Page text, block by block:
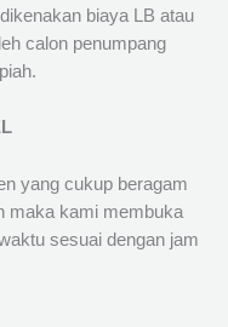
biaya LB atau
calon penumpang
yang cukup beragam
maka kami membuka
sesuai dengan jam